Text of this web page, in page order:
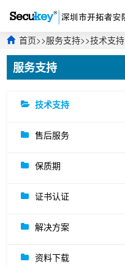
首页>>服务支持>>技术支持
服务支持
技术支持
售后服务
保质期
证书认证
解决方案
资料下载